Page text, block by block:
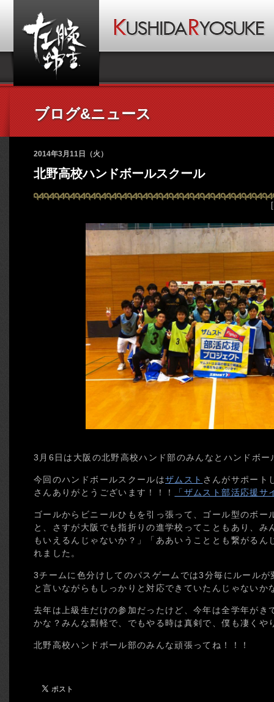
ブログ&ニュース
2014年3月11日（火）
北野高校ハンドボールスクール
3月6日は大阪の北野高校ハンド部のみんなとハンドボー
今回のハンドボールスクールはザムスト さんがサポート
さんありがとうございます！！！
「ザムスト部活応援
ゴールからビニールひもを引っ張って、ゴール型のボー
と、さすが大阪でも指折りの進学校ってこともあり、み
もいえるんじゃないか？」「ああいうこととも繋がるん
れました。
3チームに色分けしてのパスゲームでは3分毎にルール
と言いながらもしっかりと対応できていたんじゃないか
去年は上級生だけの参加だったけど、今年は全学年がき
かな？みんな剽軽で、でもやる時は真剣で、僕も凄くや
北野高校ハンドボール部のみんな頑張ってね！！！